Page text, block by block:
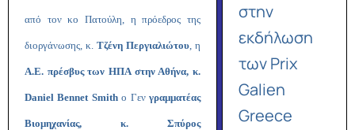
από τον κο Πατούλη, η πρόεδρος της
διοργάνωσης, κ. Τζένη Περγιαλιώτου, η
Α.Ε. πρέσβυς των ΗΠΑ στην Αθήνα, κ.
Daniel Bennet Smithο Γενγραμματέας
Βιομηχανίας, κ. Σπύρος
στην
εκδήλωση
των Prix
Galien
Greece